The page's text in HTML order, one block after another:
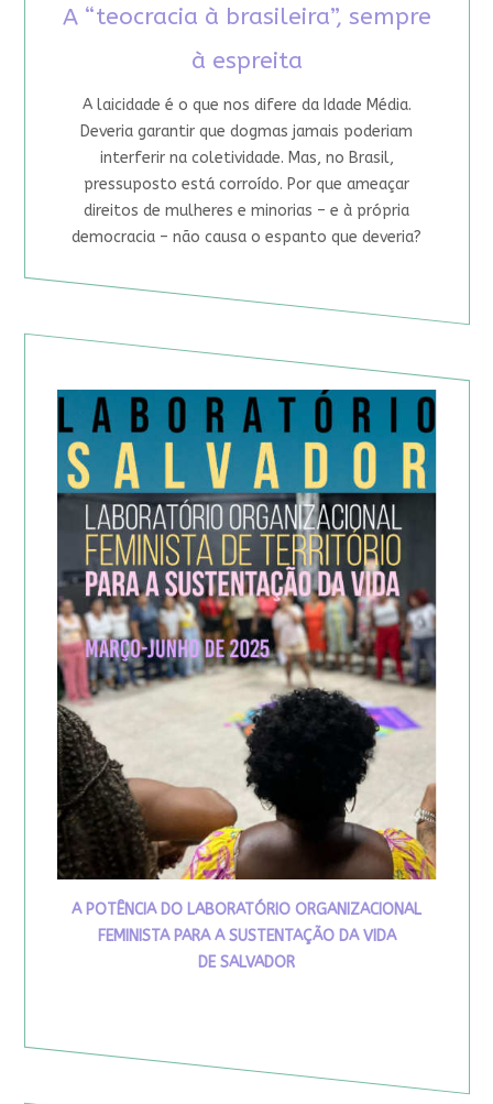
A “teocracia à brasileira”, sempre
à espreita
A laicidade é o que nos difere da Idade Média.
Deveria garantir que dogmas jamais poderiam
interferir na coletividade. Mas, no Brasil,
pressuposto está corroído. Por que ameaçar
direitos de mulheres e minorias – e à própria
democracia – não causa o espanto que deveria?
A POTÊNCIA DO LABORATÓRIO ORGANIZACIONAL
FEMINISTA PARA A SUSTENTAÇÃO DA VIDA
DE SALVADOR